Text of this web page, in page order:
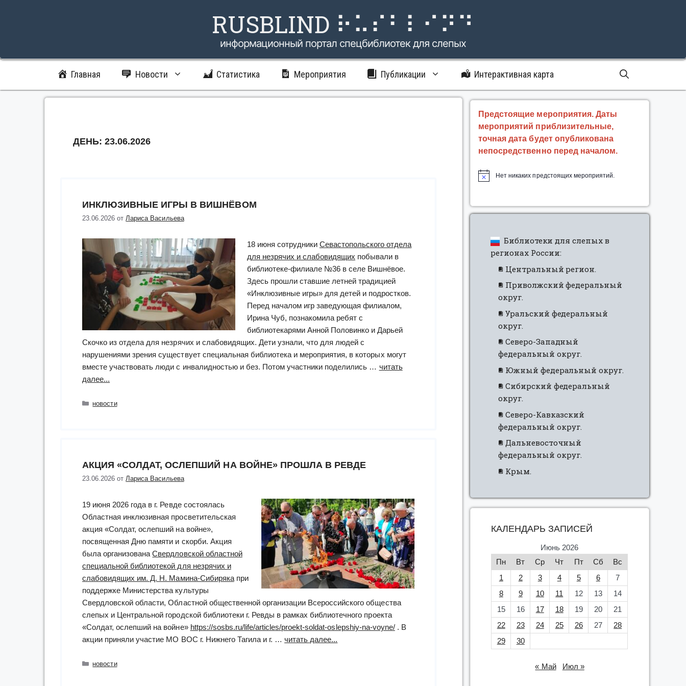
RUSBLIND ⠗⠥⠎⠃⠇⠊⠝⠙
информационный портал спецбиблиотек для слепых
Главная Новости Статистика Мероприятия Публикации Интерактивная карта
ДЕНЬ: 23.06.2026
ИНКЛЮЗИВНЫЕ ИГРЫ В ВИШНЁВОМ
23.06.2026 отЛариса Васильева
18 июня сотрудники Севастопольского отдела
для незрячих и слабовидящих побывали в
библиотеке-филиале №36 в селе Вишнёвое.
Здесь прошли ставшие летней традицией
«Инклюзивные игры» для детей и подростков.
Перед началом игр заведующая филиалом,
Ирина Чуб, познакомила ребят с
библиотекарями Анной Половинко и Дарьей
Скочко из отдела для незрячих и слабовидящих. Дети узнали, что для людей с
нарушениями зрения существует специальная библиотека и мероприятия, в которых могут
вместе участвовать люди с инвалидностью и без. Потом участники поделились … читать
далее...
в
Рубрики
новости
АКЦИЯ «СОЛДАТ, ОСЛЕПШИЙ НА ВОЙНЕ» ПРОШЛА В РЕВДЕ
23.06.2026 отЛариса Васильева
19 июня 2026 года в г. Ревде состоялась
Областная инклюзивная просветительская
акция «Солдат, ослепший на войне»,
посвященная Дню памяти и скорби. Акция
была организованаСвердловской областной
специальной библиотекой для незрячих и
слабовидящих им. Д. Н. Мамина-Сибирякапри
поддержке Министерства культуры
Свердловской области, Областной общественной организации Всероссийского общества
слепых и Центральной городской библиотеки г. Ревды в рамках библиотечного проекта
«Солдат, ослепший на войне» https://sosbs.ru/life/articles/proekt-soldat-oslepshiy-na-voyne/. В
акции приняли участие МО ВОС г. Нижнего Тагила и г. …читать далее...
Рубрики
новости
Предстоящие мероприятия. Даты
мероприятий приблизительные,
точная дата будет опубликована
непосредственно перед началом.
Нет никаких предстоящих мероприятий.
Библиотеки для слепых в
регионах России:
Центральный регион.
Приволжский федеральный
округ.
Уральский федеральный
округ.
Северо-Западный
федеральный округ.
Южный федеральный округ.
Сибирский федеральный
округ.
Северо-Кавказский
федеральный округ.
Дальневосточный
федеральный округ.
Крым.
КАЛЕНДАРЬ ЗАПИСЕЙ
Июнь 2026
Пн
Вт Ср Чт Пт Сб
Вс
1
2 3 4 5 6
7
8
9 10 11 12 13
14
15
16 17 18 19 20
21
22
23 24 25 26 27
28
29
30
« Май Июл »